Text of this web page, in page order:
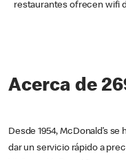
restaurantes ofrecen wifi
Acerca de
Desde 1954, McDonald’s
dar un servicio rápido a